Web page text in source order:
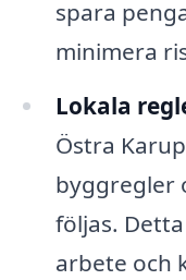
spara
minimera
Lokala
Östra
byggregler
följas.
arbete och